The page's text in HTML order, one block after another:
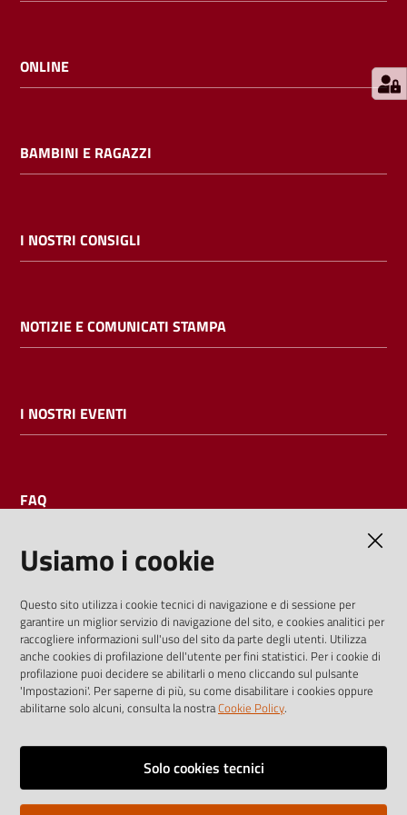
i
cataloghi
bibliotecario
ONLINE
BAMBINI E RAGAZZI
I NOSTRI CONSIGLI
NOTIZIE E COMUNICATI STAMPA
I NOSTRI EVENTI
FAQ
I dati personali pubblicati sono riutilizzabili solo alle condizioni
previste dalla direttiva comunitaria 2003/98/CE e dal d.lgs.
36/2006
Vai alla pagina
Note legali
Usiamo i cookie
Questo sito utilizza i cookie tecnici di navigazione e di sessione per
garantire un miglior servizio di navigazione del sito, e cookies analitici per
raccogliere informazioni sull'uso del sito da parte degli utenti. Utilizza
anche cookies di profilazione dell'utente per fini statistici. Per i cookie di
profilazione puoi decidere se abilitarli o meno cliccando sul pulsante
'Impostazioni'. Per saperne di più, su come disabilitare i cookies oppure
abilitarne solo alcuni, consulta la nostraCookie Policy.
Solo cookies tecnici